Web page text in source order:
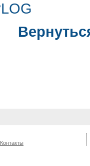
Контакты